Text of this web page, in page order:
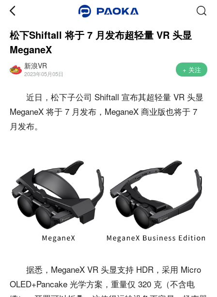
松下Shiftall 将于 7 月发布超轻量 VR 头显
MeganeX
新浪VR
2023年05月05日 + 关注
近日，松下子公司 Shiftall 宣布其超轻量 VR 头显
MeganeX 将于 7 月发布，MeganeX 商业版也将于 7
月发布。
据悉，MeganeX VR 头显支持 HDR，采用 Micro
OLED+Pancake 光学方案，重量仅 320 克（不含电